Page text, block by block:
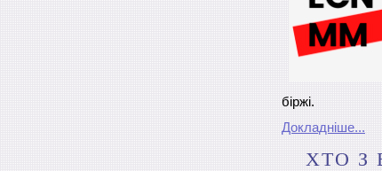
біржі.
Докладніше...
ХТО З